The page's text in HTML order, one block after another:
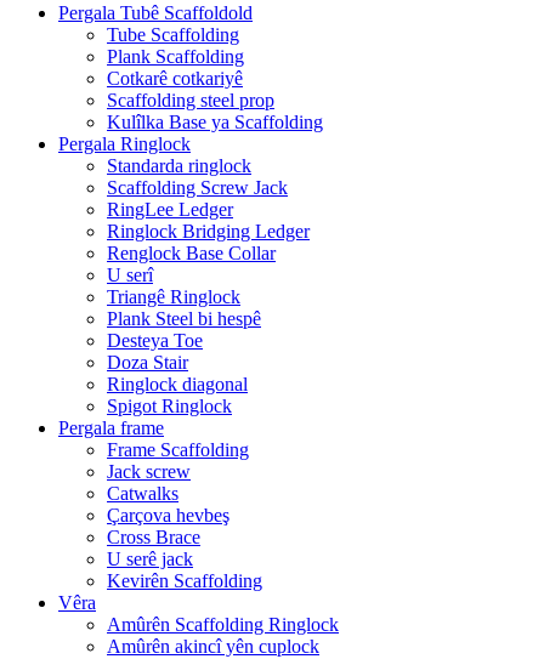
Pergala Tubê Scaffoldold
Tube Scaffolding
Plank Scaffolding
Cotkarê cotkariyê
Scaffolding steel prop
Kulîlka Base ya Scaffolding
Pergala Ringlock
Standarda ringlock
Scaffolding Screw Jack
RingLee Ledger
Ringlock Bridging Ledger
Renglock Base Collar
U serî
Triangê Ringlock
Plank Steel bi hespê
Desteya Toe
Doza Stair
Ringlock diagonal
Spigot Ringlock
Pergala frame
Frame Scaffolding
Jack screw
Catwalks
Çarçova hevbeş
Cross Brace
U serê jack
Kevirên Scaffolding
Vêra
Amûrên Scaffolding Ringlock
Amûrên akincî yên cuplock